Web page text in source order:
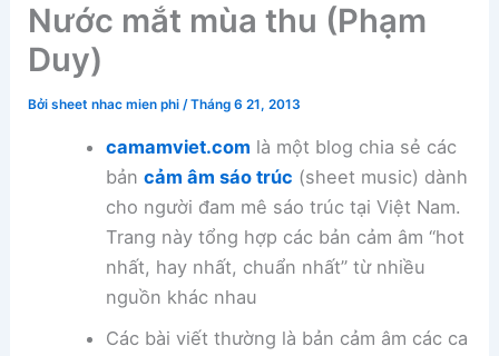
Nước mắt mùa thu (Phạm
Duy)
Bởisheet nhac mien phi/Tháng 6 21, 2013
camamviet.com là một blog chia sẻ các
bản cảm âm sáo trúc (sheet music) dành
cho người đam mê sáo trúc tại Việt Nam.
Trang này tổng hợp các bản cảm âm “hot
nhất, hay nhất, chuẩn nhất” từ nhiều
nguồn khác nhau
Các bài viết thường là bản cảm âm các ca